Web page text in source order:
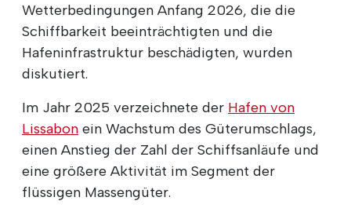
Wetterbedingungen Anfang 2026, die die
Schiffbarkeit beeinträchtigten und die
Hafeninfrastruktur beschädigten, wurden
diskutiert.
Im Jahr 2025 verzeichnete der Hafen von
Lissabon ein Wachstum des Güterumschlags,
einen Anstieg der Zahl der Schiffsanläufe und
eine größere Aktivität im Segment der
flüssigen Massengüter.